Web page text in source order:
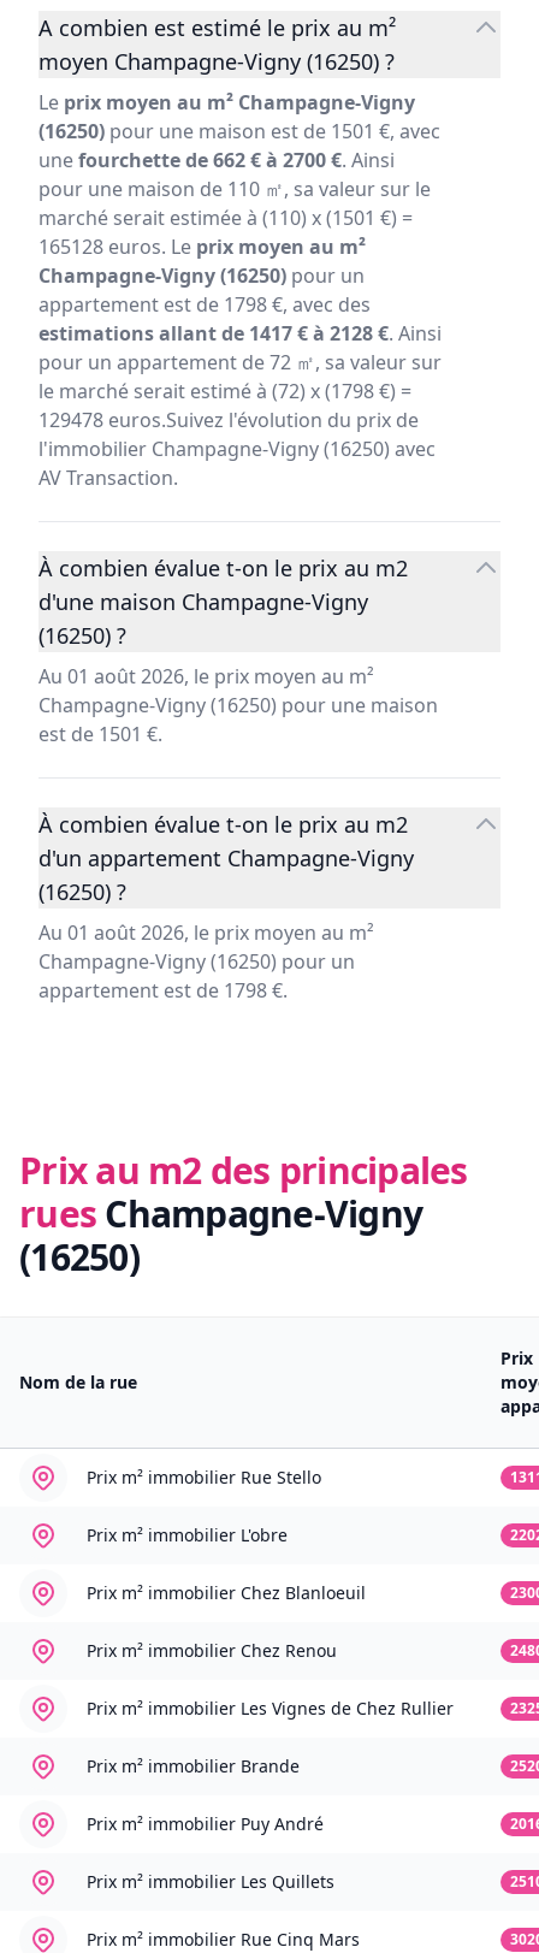
A combien est estimé le prix au m²
moyen Champagne-Vigny (16250) ?
Le prix moyen au m² Champagne-Vigny
(16250) pour une maison est de 1501 €, avec
unefourchette de 662 € à 2700 €. Ainsi
pour une maison de 110 ㎡, sa valeur sur le
marché serait estimée à (110) x (1501 €) =
165128 euros. Le prix moyen au m²
Champagne-Vigny (16250) pour un
appartement est de 1798 €, avec des
estimations allant de 1417 € à 2128 €. Ainsi
pour un appartement de 72 ㎡, sa valeur sur
le marché serait estimé à (72) x (1798 €) =
129478 euros.Suivez l'évolution du prix de
l'immobilier Champagne-Vigny (16250) avec
AV Transaction.
À combien évalue t-on le prix au m2
d'une maison Champagne-Vigny
(16250) ?
Au 01 août 2026, le prix moyen au m²
Champagne-Vigny (16250) pour une maison
est de 1501 €.
À combien évalue t-on le prix au m2
d'un appartement Champagne-Vigny
(16250) ?
Au 01 août 2026, le prix moyen au m²
Champagne-Vigny (16250) pour un
appartement est de 1798 €.
Prix au m2 des principales
ruesChampagne-Vigny
(16250)
Nom de la rue
Prix
Prix m² immobilier Rue Stello
Prix m² immobilier L'obre
Prix m² immobilier Chez Blanloeuil
Prix m² immobilier Chez Renou
Prix m² immobilier Les Vignes de Chez Rullier
Prix m² immobilier Brande
Prix m² immobilier Puy André
Prix m² immobilier Les Quillets
Prix m² immobilier Rue Cinq Mars